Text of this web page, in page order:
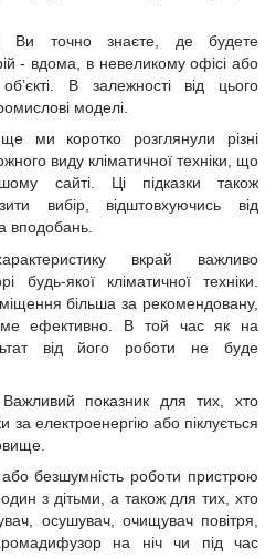
Ви точно знаєте, де будете
- вдома, в невеликому офісі або
В залежності від цього
моделі.
ми коротко розглянули різні
виду кліматичної техніки, що
сайті. Ці підказки також
вибір, відштовхуючись від
вподобань.
вкрай важливо
будь-якої кліматичної техніки.
більша за рекомендовану,
ефективно. В той час як на
від його роботи не буде
Важливий показник для тих, хто
за електроенергію або піклується
або безшумність роботи пристрою
з дітьми, а також для тих, хто
осушувач, очищувач повітря,
на ніч чи під час